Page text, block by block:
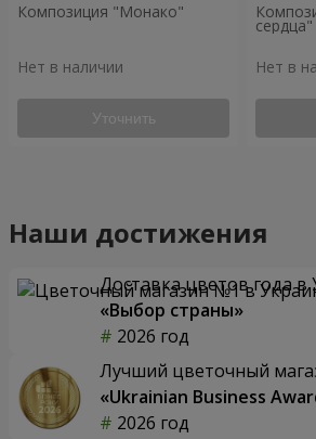
Композиция "Монако"
Нет в наличии
Уточнить
сердца"
Нет в
Наши достижения
Доставка цветов года в
«Выбор страны»
2026 год
Лучший цветочный
«Ukrainian Business
2026 год